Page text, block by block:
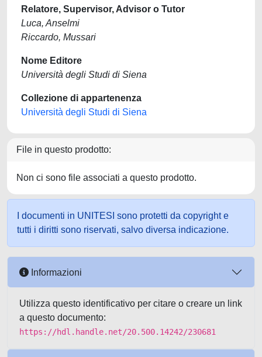
Relatore, Supervisor, Advisor o Tutor
Luca, Anselmi
Riccardo, Mussari
Nome Editore
Università degli Studi di Siena
Collezione di appartenenza
Università degli Studi di Siena
File in questo prodotto:
Non ci sono file associati a questo prodotto.
I documenti in UNITESI sono protetti da copyright e
tutti i diritti sono riservati, salvo diversa indicazione.
Informazioni
Utilizza questo identificativo per citare o creare un link
a questo documento:
https://hdl.handle.net/20.500.14242/230681